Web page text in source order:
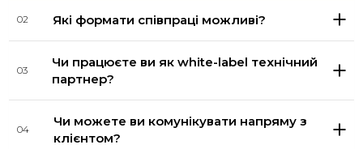
02 Які формати співпраці можливі?
03
Чи працюєте ви як white-label технічний
партнер?
04
Чи можете ви комунікувати напряму з
клієнтом?